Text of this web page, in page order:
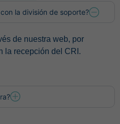
la división de soporte?
de nuestra web, por
la recepción del CRI.